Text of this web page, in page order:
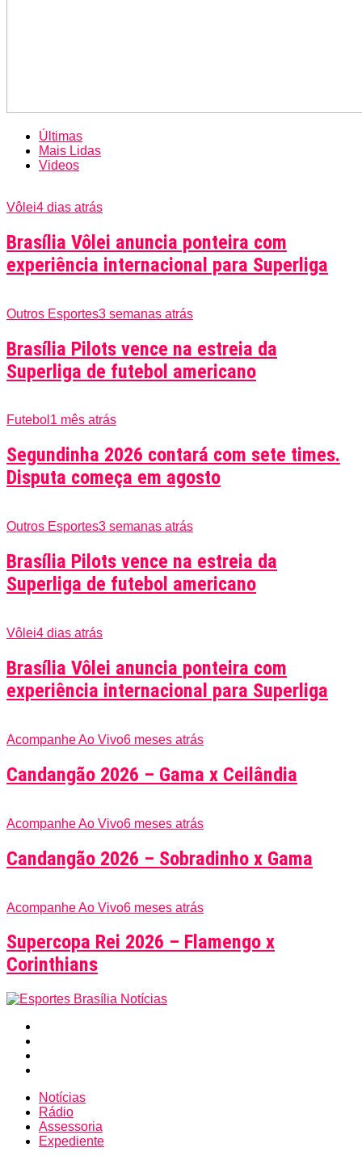
Últimas
Mais Lidas
Videos
Vôlei4 dias atrás
Brasília Vôlei anuncia ponteira com
experiência internacional para Superliga
Outros Esportes3 semanas atrás
Brasília Pilots vence na estreia da
Superliga de futebol americano
Futebol 1 mês atrás
Segundinha 2026 contará com sete times.
Disputa começa em agosto
Outros Esportes3 semanas atrás
Brasília Pilots vence na estreia da
Superliga de futebol americano
Vôlei4 dias atrás
Brasília Vôlei anuncia ponteira com
experiência internacional para Superliga
Acompanhe Ao Vivo6 meses atrás
Candangão 2026 – Gama x Ceilândia
Acompanhe Ao Vivo6 meses atrás
Candangão 2026 – Sobradinho x Gama
Acompanhe Ao Vivo6 meses atrás
Supercopa Rei 2026 – Flamengo x
Corinthians
Notícias
Rádio
Assessoria
Expediente